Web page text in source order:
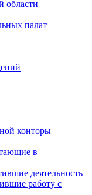
области
палат
конторы
в
деятельность
работу с